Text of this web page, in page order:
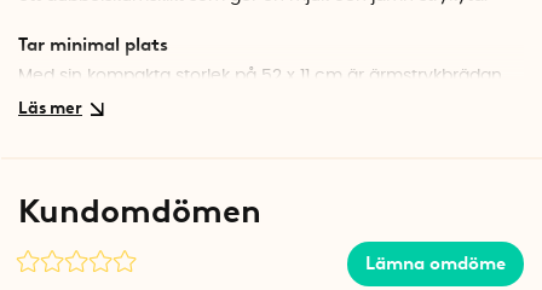
Tar minimal plats
Med sin kompakta storlek på 52 x 11 cm är ärmstrykbrädan
lätt att förvara. De hopfällbara benen gör att den kan ställas
Specifikationer
Material: Metall, tyg
Kundomdömen
Lämna omdöme